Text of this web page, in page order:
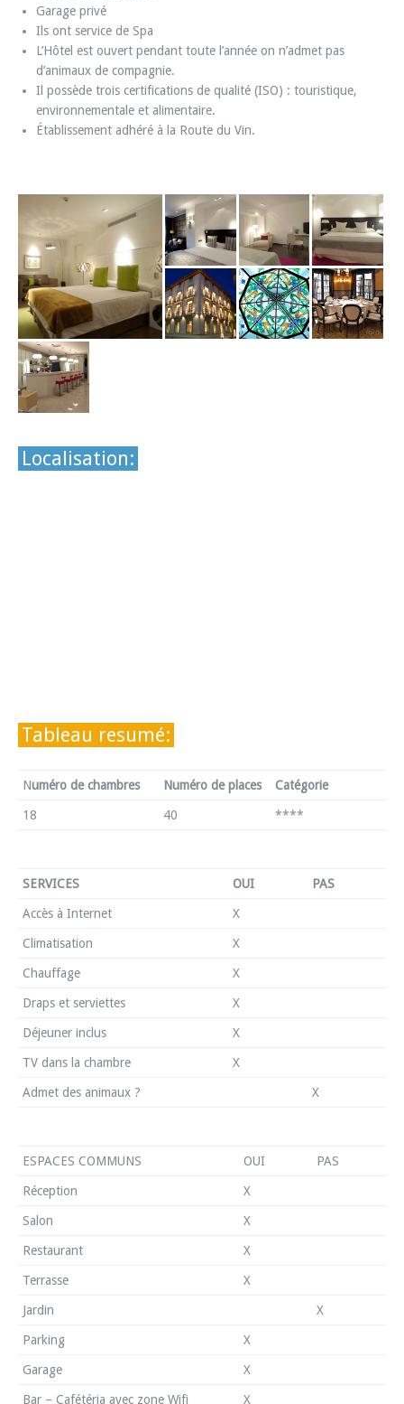
Garage privé
Ils ont service de Spa
L’Hôtel est ouvert pendant toute l’année on n’admet pas
d’animaux de compagnie.
Il possède trois certifications de qualité (ISO) : touristique,
environnementale et alimentaire.
Établissement adhéré à la Route du Vin.
Localisation:
Tableau resumé:
Numéro de chambres Numéro de places Catégorie
18 40 ****
SERVICES OUI PAS
Accès à Internet X
Climatisation X
Chauffage X
Draps et serviettes X
Déjeuner inclus X
TV dans la chambre X
Admet des animaux ? X
ESPACES COMMUNS OUI PAS
Réception X
Salon X
Restaurant X
Terrasse X
Jardin X
Parking X
Garage X
Bar – Cafétéria avec zone Wifi X